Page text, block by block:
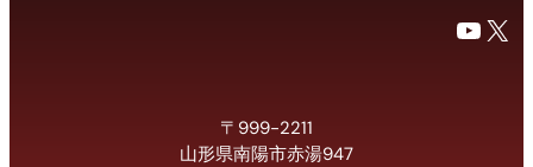
YouTube X
〒999-2211
山形県南陽市赤湯947